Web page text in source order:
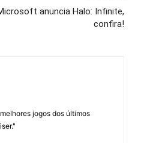
anuncia Halo: Infinite,
confira!
jogos dos últimos